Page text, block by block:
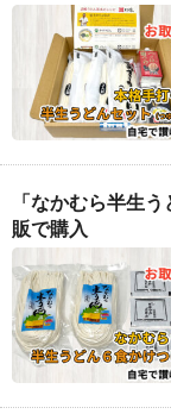
「なかむら半生
販で購入